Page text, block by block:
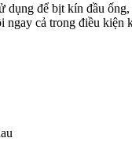
để bịt kín đầu
ngay cả trong điều kiện